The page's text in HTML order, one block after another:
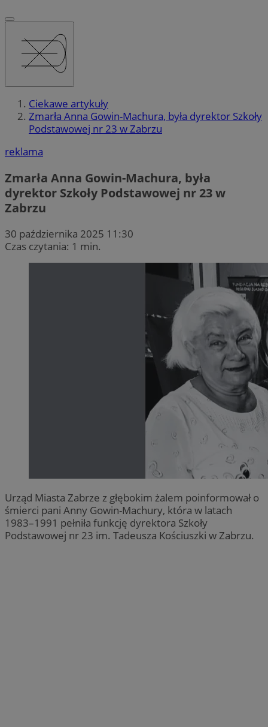
Ciekawe artykuły
Zmarła Anna Gowin-Machura, była dyrektor Szkoły
Podstawowej nr 23 w Zabrzu
reklama
Zmarła Anna Gowin-Machura, była
dyrektor Szkoły Podstawowej nr 23 w
Zabrzu
30 października 2025 11:30
Czas czytania: 1 min.
Urząd Miasta Zabrze z głębokim żalem poinformował o
śmierci pani Anny Gowin-Machury, która w latach
1983–1991 pełniła funkcję dyrektora Szkoły
Podstawowej nr 23 im. Tadeusza Kościuszki w Zabrzu.